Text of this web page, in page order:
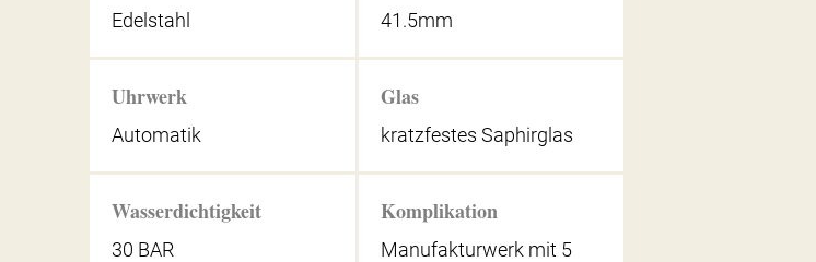
Edelstahl 41.5mm
Uhrwerk
Automatik
Glas
kratzfestes Saphirglas
Wasserdichtigkeit
30 BAR
Komplikation
Manufakturwerk mit 5